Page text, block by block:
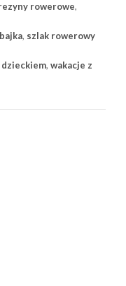
rowerowe,
, szlak rowerowy
dzieckiem, wakacje z